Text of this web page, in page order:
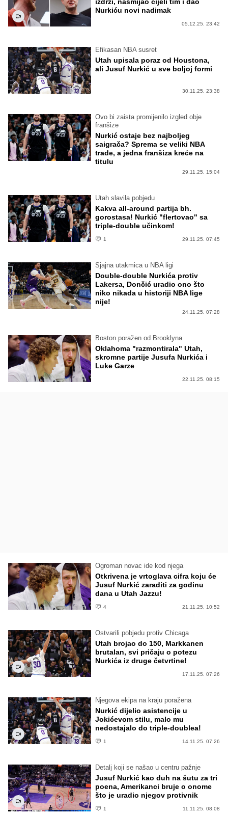
Nurkiću novi nadimak
05.12.25. 23:42
Efikasan NBA susret
Utah upisala poraz od Houstona,
ali Jusuf Nurkić u sve boljoj formi
30.11.25. 23:38
Ovo bi zaista promijenilo izgled obje
franšize
Nurkić ostaje bez najboljeg
saigrača? Sprema se veliki NBA
trade, a jedna franšiza kreće na
titulu
29.11.25. 15:04
Utah slavila pobjedu
Kakva all-around partija bh.
gorostasa! Nurkić "flertovao" sa
triple-double učinkom!
1 29.11.25. 07:45
Sjajna utakmica u NBA ligi
Double-double Nurkića protiv
Lakersa, Dončić uradio ono što
niko nikada u historiji NBA lige
nije!
24.11.25. 07:28
Boston poražen od Brooklyna
Oklahoma "razmontirala" Utah,
skromne partije Jusufa Nurkića i
Luke Garze
22.11.25. 08:15
Ogroman novac ide kod njega
Otkrivena je vrtoglava cifra koju će
Jusuf Nurkić zaraditi za godinu
dana u Utah Jazzu!
4 21.11.25. 10:52
Ostvarili pobjedu protiv Chicaga
Utah brojao do 150, Markkanen
brutalan, svi pričaju o potezu
Nurkića iz druge četvrtine!
17.11.25. 07:26
Njegova ekipa na kraju poražena
Nurkić dijelio asistencije u
Jokićevom stilu, malo mu
nedostajalo do triple-doublea!
1 14.11.25. 07:26
Detalj koji se našao u centru pažnje
Jusuf Nurkić kao duh na šutu za tri
poena, Amerikanci bruje o onome
što je uradio njegov protivnik
1 11.11.25. 08:08